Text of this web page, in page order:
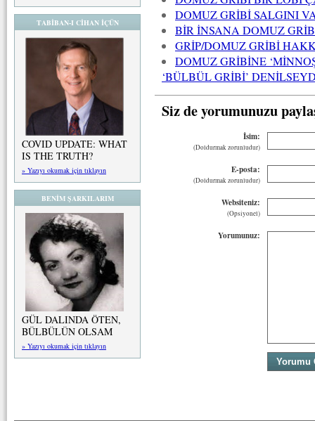
TABİBAN-I CİHAN İÇÜN
COVID UPDATE: WHAT
IS THE TRUTH?
» Yazıyı okumak için tıklayın
BENİM ŞARKILARIM
GÜL DALINDA ÖTEN,
BÜLBÜLÜN OLSAM
» Yazıyı okumak için tıklayın
DOMUZ GRİBİ SALGINI
BİR İNSANA DOMUZ
GRİP/DOMUZ GRİBİ
DOMUZ GRİBİNE
‘BÜLBÜL GRİBİ’
Siz de yorumunuzu
İsim:
(Doldurmak zorunludur)
E-posta:
(Doldurmak zorunludur)
Websiteniz:
(Opsiyonel)
Yorumunuz: